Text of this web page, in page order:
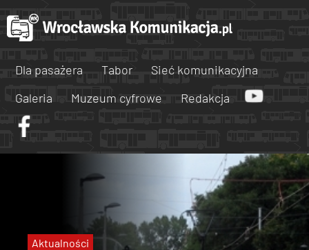
Dla pasażera Tabor
Sieć komunikacyjna
Galeria
Muzeum cyfrowe Redakcja
Aktualności